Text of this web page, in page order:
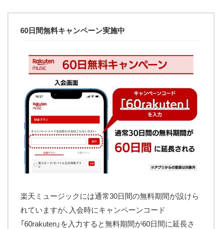
60日間無料キャンペーン実施中
楽天ミュージックには通常30日間の無料期間が設けら
れていますが、入会時にキャンペーンコード
「60rakuten」を入力すると無料期間が60日間に延長さ